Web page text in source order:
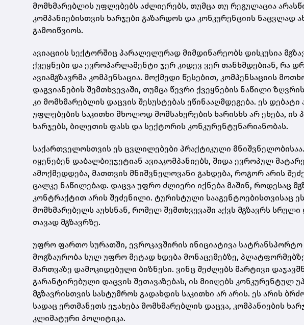
მომხმარებლის უფლებებს აძლიერებს, თუმცა თუ რეგულაცია
კომპანიებისთვის ხარჯები გაზარდოს და კონკურენციის ნაცვლად
გამოიწვიოს.
ავიაციის სექტორშიც პარალელურად მიმდინარეობს დისკუსია
ქვეყნები და ევროპარლამენტი ჯერ კიდევ ვერ თანხმდებიან, რა
ავიამგზავრმა კომპენსაცია. მოქმედი წესებით, კომპენსაციის
დაგვიანების შემთხვევაში, თუმცა წევრი ქვეყნების ნაწილი
კი მომხმარებლის დაცვის შესუსტებას ეწინააღმდეგება. ეს
უფლებების საკითხი მხოლოდ მომსახურების ხარისხს არ ეხება, ის
ხარჯებს, ბილეთის ფასს და სექტორის კონკურენტუნარიანობას.
საქართველოსთვის ეს ცვლილებები პრაქტიკული
იყენებენ დაბალბიუჯეტიან ავიაკომპანიებს, შიდა ევროპულ
ამოქმედდება, მათთვის მნიშვნელოვანი გახდება, როგორ არის
ცალკე ნაწილებად. დაცვა უფრო ძლიერი იქნება მაშინ, როდესაც
კონტრაქტით არის შეძენილი. ტურისტული სააგენტოებისთვისაც
მომხმარებელს აუხსნან, რომელ შემთხვევაში აქვს მგზავრს
თავად მგზავრზე.
უფრო ფართო სურათში, ევროკავშირის ინიციატივა სატრანსპორტო
მოგზაურობა სულ უფრო მეტად ხდება მონაცემებზე,
მართვაზე დამოკიდებული ბიზნესი. ვინც შეძლებს მარტივი
გარანტირებული დაცვის შეთავაზებას, ის მიიღებს
მგზავრისთვის სასტუმროს გადახდის საკითხი არ არის. ეს არის
სადაც ერთმანეთს ეჯახება მომხმარებლის დაცვა, კომპანიების
კლიმატური პოლიტიკა.